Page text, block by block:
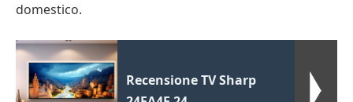
domestico.
Recensione TV Sharp